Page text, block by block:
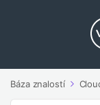
Báza znalostí